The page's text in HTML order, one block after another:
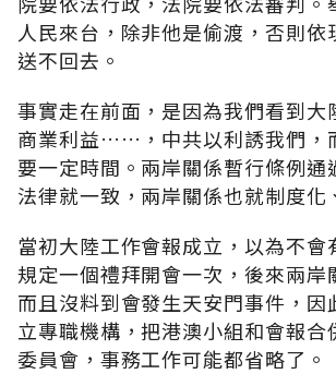
人民來台，除非他是偷渡，否則依
送不回去。
事實走在前面，是因為我們看到大
商業利益……，中共以利誘我們，
要一定時間。兩岸關係暫行條例通
法律就一致，兩岸關係也就制度化
當初大陸工作會報成立，以為不會
規定一個禮拜開會一次，後來兩岸
而且沒料到會發生天安門事件，因
立專職機構，把港澳小組和會報合
委員會，事務工作可能都省略了。